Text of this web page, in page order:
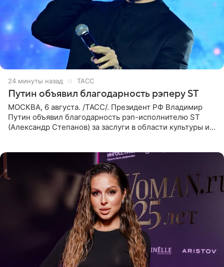
24 минуты назад ТАСС
Путин объявил благодарность рэперу ST
МОСКВА, 6 августа. /ТАСС/. Президент РФ Владимир
Путин объявил благодарность рэп-исполнителю ST
(Александр Степанов) за заслуги в области культуры и